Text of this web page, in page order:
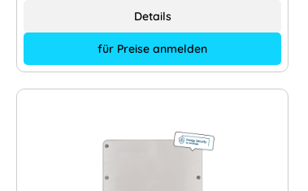
für Preise anmelden
Details